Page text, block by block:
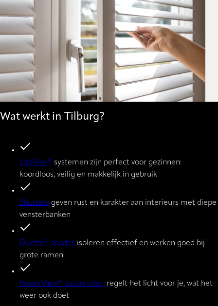
Wat werkt in Tilburg?
LiteRise® systemen zijn perfect voor gezinnen:
koordloos, veilig en makkelijk in gebruik
Shutters geven rust en karakter aan interieurs met diepe
vensterbanken
Duette® shades isoleren effectief en werken goed bij
grote ramen
PowerView® automation regelt het licht voor je, wat het
weer ook doet